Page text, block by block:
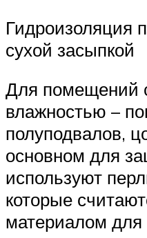
Гидроизоляция
сухой засыпкой
Для помещений
влажностью –
полуподвалов,
основном для
используют
которые
материалом для